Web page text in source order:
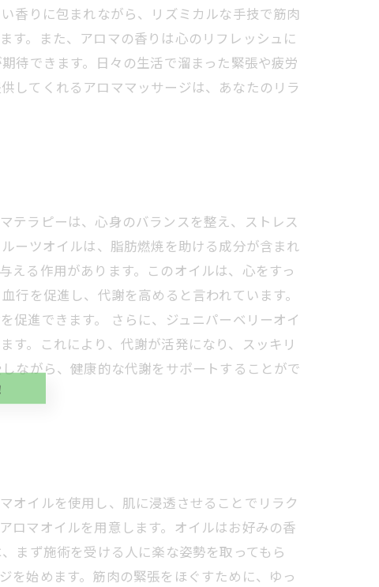
香りに包まれながら、リズミカルな手技で筋肉
す。また、アロマの香りは心のリフレッシュに
待できます。日々の生活で溜まった緊張や疲労
してくれるアロママッサージは、あなたのリラ
テラピーは、心身のバランスを整え、ストレス
ーツオイルは、脂肪燃焼を助ける成分が含まれ
える作用があります。このオイルは、心をすっ
を促進し、代謝を高めると言われています。
促進できます。 さらに、ジュニパーベリーオイ
す。これにより、代謝が活発になり、スッキリ
ながら、健康的な代謝をサポートすることがで
オイルを使用し、肌に浸透させることでリラク
ロマオイルを用意します。オイルはお好みの香
まず施術を受ける人に楽な姿勢を取ってもら
を始めます。筋肉の緊張をほぐすために、ゆっ
。